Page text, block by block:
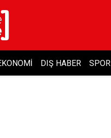
DIŞ HABER SPOR